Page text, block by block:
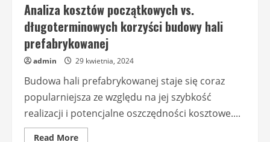
Analiza kosztów początkowych vs.
długoterminowych korzyści budowy hali
prefabrykowanej
admin 29 kwietnia, 2024
Budowa hali prefabrykowanej staje się coraz
popularniejsza ze względu na jej szybkość
realizacji i potencjalne oszczędności kosztowe....
Read MoreRead